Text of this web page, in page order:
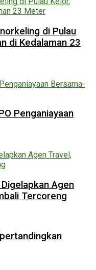
di Pulau
di Kedalaman 23
Penganiayaan
Agen
Tercoreng